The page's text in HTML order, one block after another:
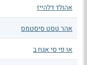
אהולד דלהייז
אהר טסט סיסטמס
או פי סי אגח ב